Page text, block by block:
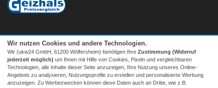
Wir nutzen Cookies und andere Technologien.
Wir (ukw24 GmbH, 61200 Wölfersheim) benötigen Ihre Zustimmung (Widerruf
jederzeit möglich) um Ihnen mit Hilfe von Cookies, Pixeln und vergleichbaren
Technologien, alle Inhalte dieser Seite anzuzeigen, Ihre Nutzung unseres Online-
Angebots zu analysieren, Nutzungsprofile zu erstellen und personalisierte Werbung
anzuzeigen. Zu Werbezwecken können diese Daten auch an Dritte, wie z.B.